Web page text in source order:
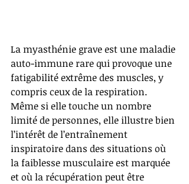
La myasthénie grave est une maladie
auto-immune rare qui provoque une
fatigabilité extrême des muscles, y
compris ceux de la respiration.
Même si elle touche un nombre
limité de personnes, elle illustre bien
l’intérêt de l’entraînement
inspiratoire dans des situations où
la faiblesse musculaire est marquée
et où la récupération peut être